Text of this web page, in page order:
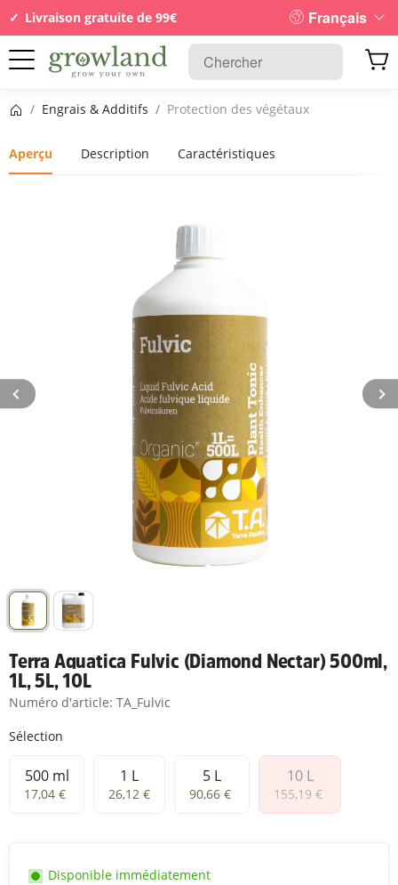
Livraison gratuite de 99€ Français
Page d’accueil
/ Engrais & Additifs / Protection des végétaux
Aperçu Description Caractéristiques
Terra Aquatica Fulvic (Diamond Nectar) 500ml,
1L, 5L, 10L
Numéro d'article: TA_Fulvic
Sélection
500 ml
500 ml
17,04 €
1 L
1 L
26,12 €
5 L
5 L
90,66 €
10 L
10 L
155,19 €
Disponible immédiatement